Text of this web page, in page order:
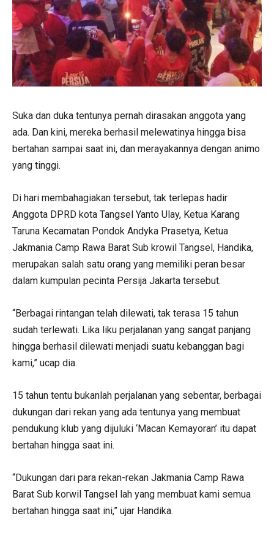
Suka dan duka tentunya pernah dirasakan anggota yang
ada. Dan kini, mereka berhasil melewatinya hingga bisa
bertahan sampai saat ini, dan merayakannya dengan animo
yang tinggi.
Di hari membahagiakan tersebut, tak terlepas hadir
Anggota DPRD kota Tangsel Yanto Ulay, Ketua Karang
Taruna Kecamatan Pondok Andyka Prasetya, Ketua
Jakmania Camp Rawa Barat Sub krowil Tangsel, Handika,
merupakan salah satu orang yang memiliki peran besar
dalam kumpulan pecinta Persija Jakarta tersebut.
“Berbagai rintangan telah dilewati, tak terasa 15 tahun
sudah terlewati. Lika liku perjalanan yang sangat panjang
hingga berhasil dilewati menjadi suatu kebanggan bagi
kami,” ucap dia.
15 tahun tentu bukanlah perjalanan yang sebentar, berbagai
dukungan dari rekan yang ada tentunya yang membuat
pendukung klub yang dijuluki ‘Macan Kemayoran’ itu dapat
bertahan hingga saat ini.
“Dukungan dari para rekan-rekan Jakmania Camp Rawa
Barat Sub korwil Tangsel lah yang membuat kami semua
bertahan hingga saat ini,” ujar Handika.